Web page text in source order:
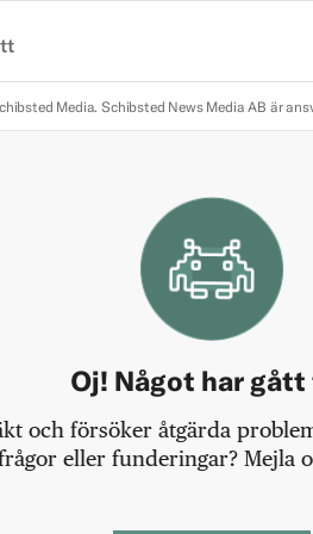
Media. Schibsted News Media AB är
Oj! Något har gått
och försöker åtgärda
eller funderingar? Mejla